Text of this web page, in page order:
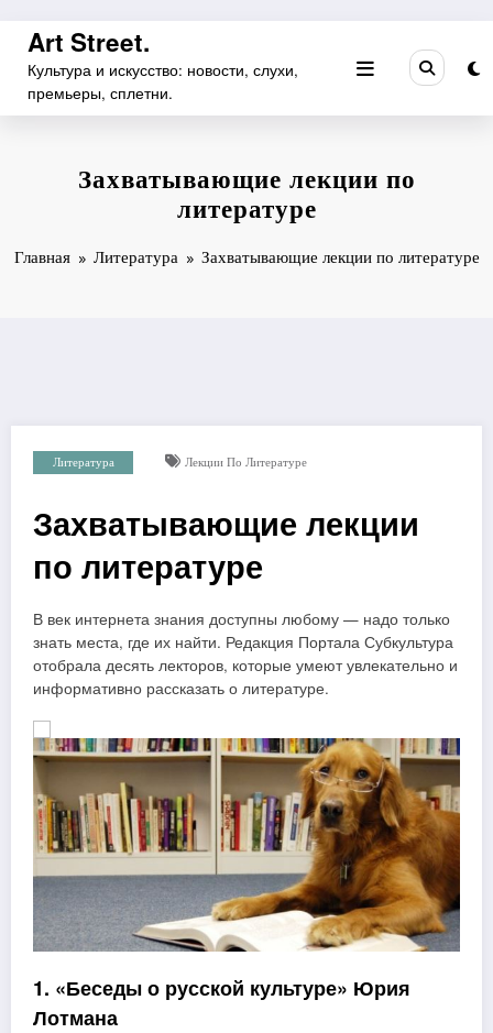
Перейти
содержимому
Art Street.
Культура и искусство: новости, слухи,
премьеры, сплетни.
Захватывающие лекции по
литературе
Главная Литература Захватывающие лекции по литературе
Литература Лекции По Литературе
Захватывающие лекции
по литературе
В век интернета знания доступны любому — надо только
знать места, где их найти. Редакция Портала Субкультура
отобрала десять лекторов, которые умеют увлекательно и
информативно рассказать о литературе.
1. «Беседы о русской культуре» Юрия
Лотмана